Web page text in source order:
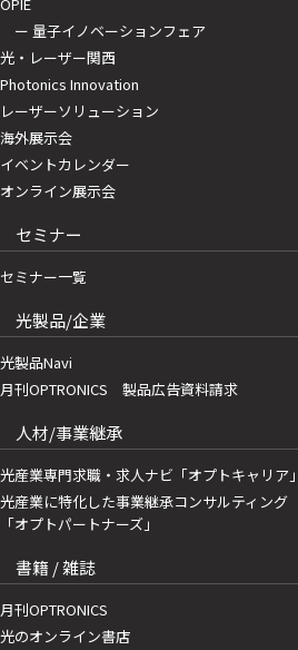
ー 量子イノベーションフェア
光・レーザー関西
Photonics Innovation
レーザーソリューション
海外展示会
イベントカレンダー
オンライン展示会
セミナー
セミナー一覧
光製品/企業
光製品Navi
月刊OPTRONICS 製品広告資料請求
人材/事業継承
光産業専門求職・求人ナビ「オプトキャリア」
光産業に特化した事業継承コンサルティング
「オプトパートナーズ」
書籍 / 雑誌
月刊OPTRONICS
光のオンライン書店